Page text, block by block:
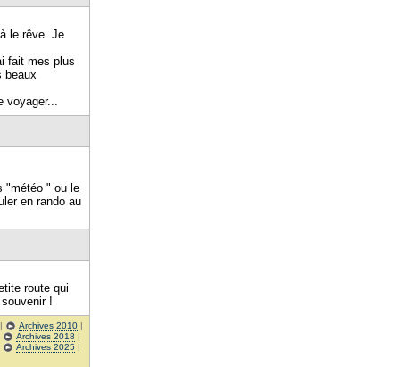
le rêve. Je
fait mes plus
beaux
voyager...
"météo " ou le
en rando au
route qui
!
| Archives 2010|
Archives 2018 |
Archives 2025|